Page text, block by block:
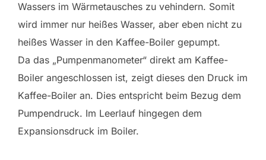
Wassers im Wärmetausches zu vehindern. Somit
wird immer nur heißes Wasser, aber eben nicht zu
heißes Wasser in den Kaffee-Boiler gepumpt.
Da das „Pumpenmanometer“ direkt am Kaffee-
Boiler angeschlossen ist, zeigt dieses den Druck im
Kaffee-Boiler an. Dies entspricht beim Bezug dem
Pumpendruck. Im Leerlauf hingegen dem
Expansionsdruck im Boiler.